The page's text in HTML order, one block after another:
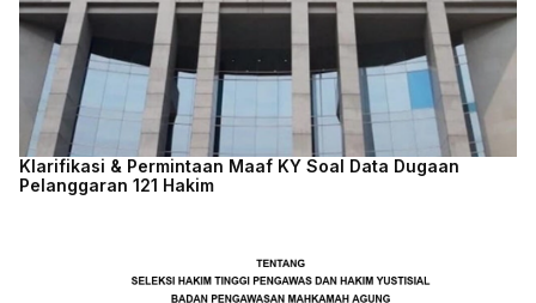
Klarifikasi & Permintaan Maaf KY Soal Data Dugaan
Pelanggaran 121 Hakim